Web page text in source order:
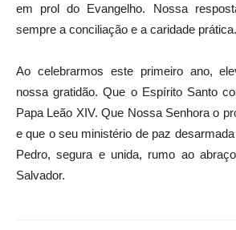
em prol do Evangelho. Nossa
sempre a conciliação e a caridade prática.
Ao celebrarmos este primeiro ano,
nossa gratidão. Que o Espírito Santo
Papa Leão XIV. Que Nossa Senhora o
e que o seu ministério de paz
Pedro, segura e unida, rumo ao
Salvador.